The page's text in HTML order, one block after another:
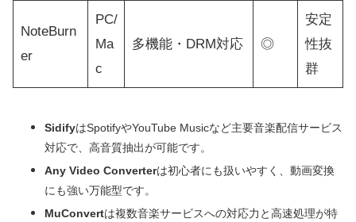
NoteBurn
er
PC/
Ma
c
多機能・DRM対応 ◎
安定
性抜
群
SidifyはSpotifyやYouTube Musicなど主要音楽配信サービス
対応で、高音質抽出が可能です。
Any Video Converterは初心者にも扱いやすく、動画変換
にも強い万能型です。
MuConvertは複数音楽サービスへの対応力と高速処理が特